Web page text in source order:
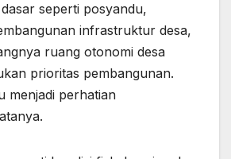
seperti posyandu,
infrastruktur desa,
ruang otonomi desa
prioritas pembangunan.
menjadi perhatian